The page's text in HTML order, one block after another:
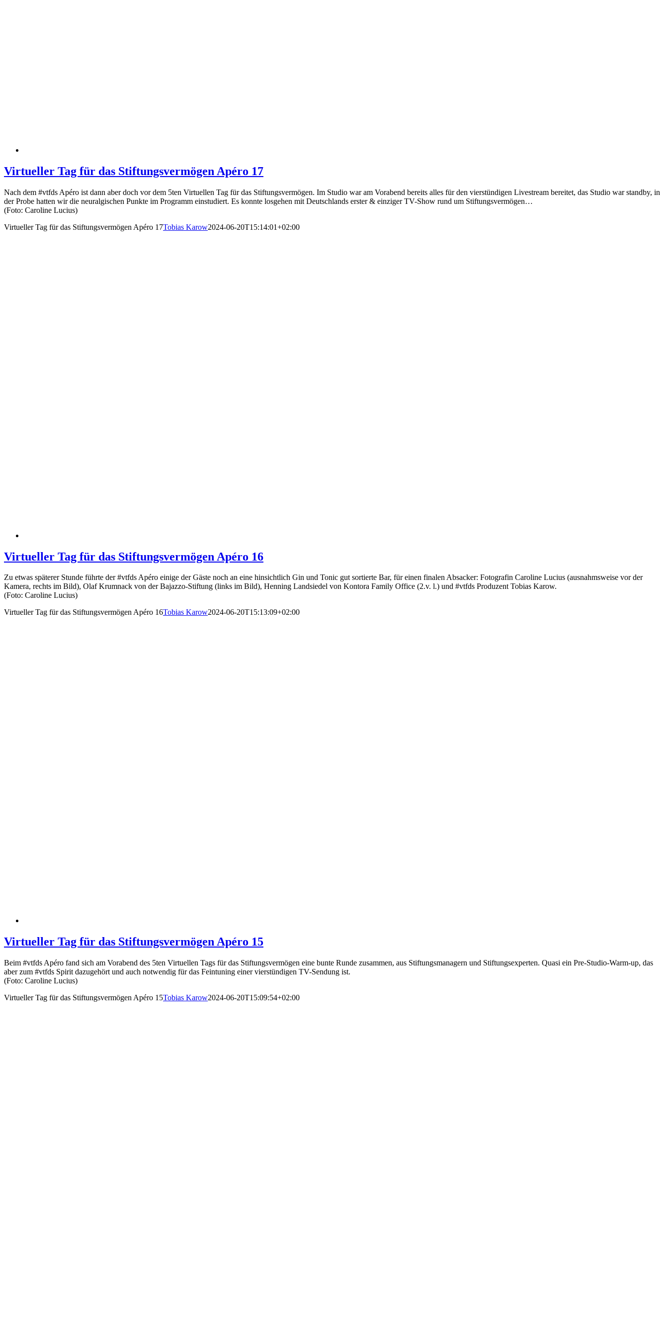
Virtueller Tag für das Stiftungsvermögen Apéro 17
Nach dem #vtfds Apéro ist dann aber doch vor dem 5ten Virtuellen Tag für das Stiftungsvermögen. Im Studio war am Vorabend bereits alles für den vierstündigen Livestream bereitet, das Studio war standby, in
der Probe hatten wir die neuralgischen Punkte im Programm einstudiert. Es konnte losgehen mit Deutschlands erster & einziger TV-Show rund um Stiftungsvermögen…
(Foto: Caroline Lucius)
Virtueller Tag für das Stiftungsvermögen Apéro 17Tobias Karow2024-06-20T15:14:01+02:00
Virtueller Tag für das Stiftungsvermögen Apéro 16
Zu etwas späterer Stunde führte der #vtfds Apéro einige der Gäste noch an eine hinsichtlich Gin und Tonic gut sortierte Bar, für einen finalen Absacker: Fotografin Caroline Lucius (ausnahmsweise vor der
Kamera, rechts im Bild), Olaf Krumnack von der Bajazzo-Stiftung (links im Bild), Henning Landsiedel von Kontora Family Office (2.v. l.) und #vtfds Produzent Tobias Karow.
(Foto: Caroline Lucius)
Virtueller Tag für das Stiftungsvermögen Apéro 16Tobias Karow2024-06-20T15:13:09+02:00
Virtueller Tag für das Stiftungsvermögen Apéro 15
Beim #vtfds Apéro fand sich am Vorabend des 5ten Virtuellen Tags für das Stiftungsvermögen eine bunte Runde zusammen, aus Stiftungsmanagern und Stiftungsexperten. Quasi ein Pre-Studio-Warm-up, das
aber zum #vtfds Spirit dazugehört und auch notwendig für das Feintuning einer vierstündigen TV-Sendung ist.
(Foto: Caroline Lucius)
Virtueller Tag für das Stiftungsvermögen Apéro 15Tobias Karow2024-06-20T15:09:54+02:00